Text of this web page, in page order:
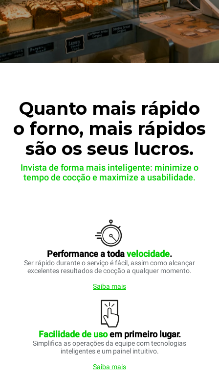
Quanto mais rápido
o forno, mais rápidos
são os seus lucros.
Invista de forma mais inteligente: minimize o
tempo de cocção e maximize a usabilidade.
Performance a todavelocidade.
Ser rápido durante o serviço é fácil, assim como alcançar
excelentes resultados de cocção a qualquer momento.
Saiba mais
Facilidade de usoem primeiro lugar.
Simplifica as operações da equipe com tecnologias
inteligentes e um painel intuitivo.
Saiba mais